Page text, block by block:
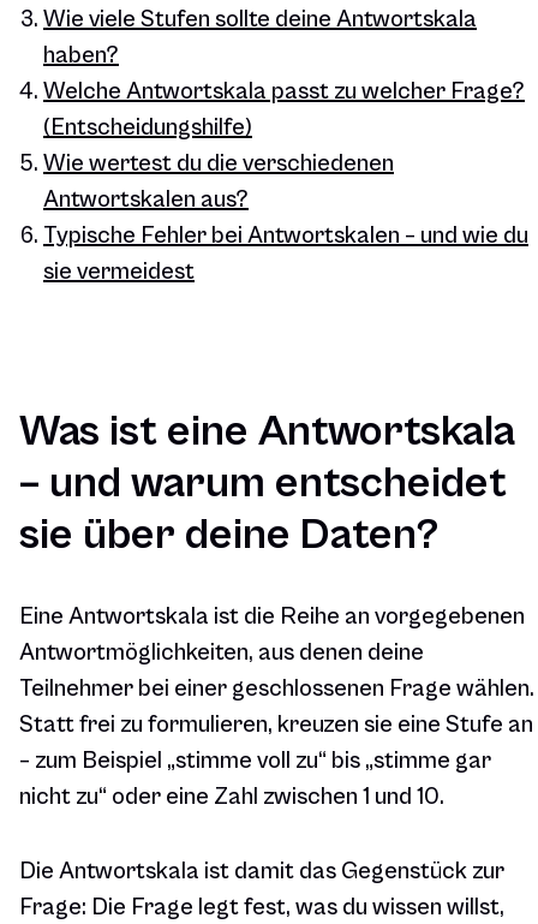
Wie viele Stufen sollte deine Antwortskala
haben?
Welche Antwortskala passt zu welcher Frage?
(Entscheidungshilfe)
Wie wertest du die verschiedenen
Antwortskalen aus?
Typische Fehler bei Antwortskalen – und wie du
sie vermeidest
Was ist eine Antwortskala
– und warum entscheidet
sie über deine Daten?
Eine Antwortskala ist die Reihe an vorgegebenen
Antwortmöglichkeiten, aus denen deine
Teilnehmer bei einer geschlossenen Frage wählen.
Statt frei zu formulieren, kreuzen sie eine Stufe an
– zum Beispiel „stimme voll zu“ bis „stimme gar
nicht zu“ oder eine Zahl zwischen 1 und 10.
Die Antwortskala ist damit das Gegenstück zur
Frage: Die Frage legt fest, was du wissen willst,